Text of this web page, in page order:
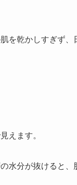
を乾かしすぎず
えます。
水分が抜けると